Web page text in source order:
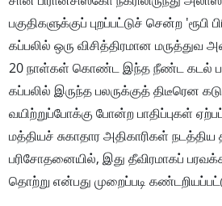
பகுதிகளுக்குப் புறப்பட்டுச் சென்ற
கப்பலில் ஒரு விசித்திரமான மருத்துவ
20 நாள்கள் கொண்ட இந்த நீண்ட கடல்
கப்பலில் இருந்த பலருக்குத் திடீரென
வயிற்றுப்போக்கு போன்ற பாதிப்புகள்
மத்தியச் சுகாதார அதிகாரிகள் நடத்திய
பரிசோதனையில், இது தீவிரமாகப்
தொற்று என்பது முறைப்படி